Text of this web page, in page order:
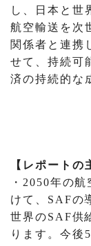
し、日本と世
航空輸送を次
関係者と連携
せて、持続可
済の持続的な
【レポートの
・2050年の
けて、SAFの
世界のSAF供
ります。今後